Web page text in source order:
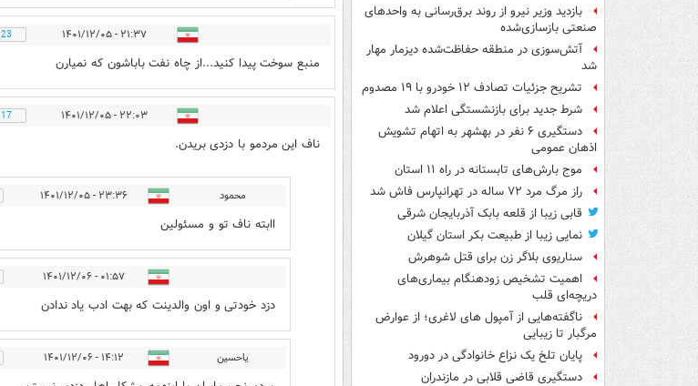
بازدید وزیر نیرو از روند برق‌رسانی به واحدهای
صنعتی بازسازی‌شده
آتش‌سوزی در منطقه حفاظت‌شده دیزمار مهار
شد
تشریح جزئیات تصادف ۱۲ خودرو با ۱۹ مصدوم
شرط جدید برای بازنشستگی اعلام شد
دستگیری ۶ نفر در بهشهر به اتهام تشویش
اذهان عمومی
موج بارش‌های تابستانه در راه ۱۱ استان
راز مرگ مرد ۷۲ ساله در تهرانپارس فاش شد
قابی زیبا از قلعه بابک آذربایجان شرقی
نمایی زیبا از طبیعت بکر استان گیلان
سناریوی بلاگر زن برای قتل شوهرش
اهمیت تشخیص زودهنگام بیماری‌های
دریچه‌ای قلب
ناگفته‌هایی از آمپول های لاغری؛ از عوارض
مرگبار تا زیبایی
پایان تلخ یک نزاع خانوادگی در دورود
دستگیری قاضی قلابی در مازندران
۲۱:۳۷ - ۱۴۰۱/۱۲/۰۵ 23
منبع سوخت پیدا کنید...از چاه نفت باباشون که نمیارن
۲۲:۰۳ - ۱۴۰۱/۱۲/۰۵ 17
ناف این مردمو با دزدی بریدن.
محمود ۲۳:۳۶ - ۱۴۰۱/۱۲/۰۵
اابته ناف تو و مسئولین
۰۱:۵۷ - ۱۴۰۱/۱۲/۰۶
دزد خودتی و اون والدینت که بهت ادب یاد ندادن
یاحسین ۱۴:۱۲ - ۱۴۰۱/۱۲/۰۶